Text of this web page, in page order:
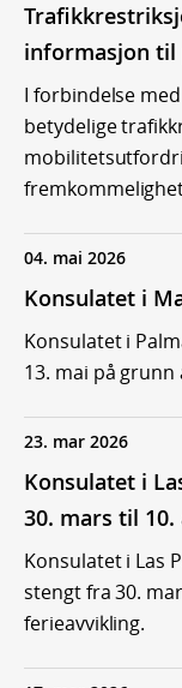
informasjon til
I forbindelse
betydelige
04. mai 2026
Konsulatet i
Konsulatet i
13. mai på grunn
23. mar 2026
Konsulatet i
30. mars til 10.
Konsulatet i Las
stengt fra 30.
ferieavvikling.